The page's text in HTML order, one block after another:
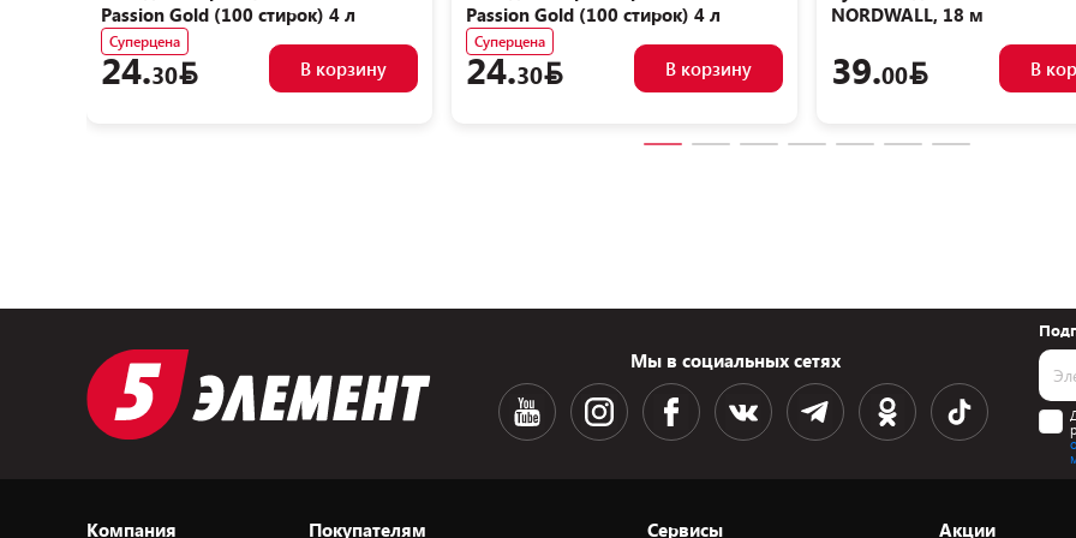
Passion Gold (100 стирок) 4 л
Суперцена
24.30 В корзину
Passion Gold (100 стирок) 4 л
Суперцена
24.30 В корзину
NORDWALL, 18 м
39.00 В
Мы в социальных сетях
Компания Покупателям Сервисы Акции